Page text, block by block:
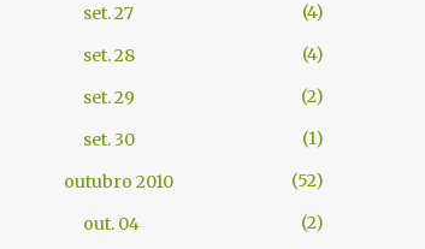
set. 27
4
set. 28
4
set. 29
2
set. 30
1
outubro 2010
52
out. 04
2